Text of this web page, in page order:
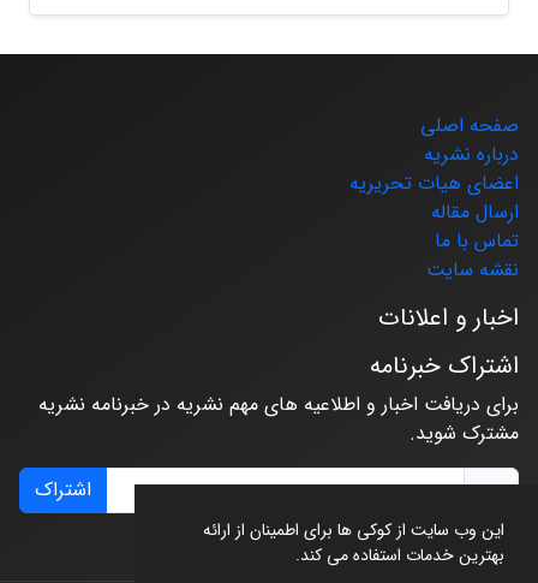
این وب سایت از کوکی ها برای اطمینان از ارائه
بهترین خدمات استفاده می کند.
صفحه اصلی
درباره نشریه
اعضای هیات تحریریه
ارسال مقاله
تماس با ما
نقشه سایت
اخبار و اعلانات
اشتراک خبرنامه
برای دریافت اخبار و اطلاعیه های مهم نشریه در خبرنامه نشریه
مشترک شوید.
اشتراک